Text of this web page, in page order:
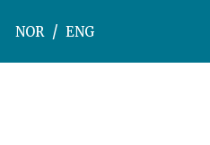
NOR ENG